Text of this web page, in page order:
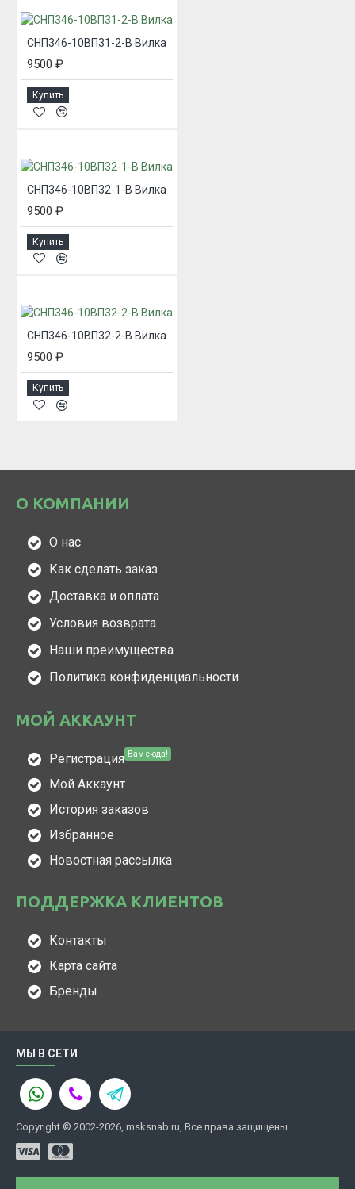
СНП346-10ВП31-2-В Вилка
9500 ₽
Купить
СНП346-10ВП32-1-В Вилка
9500 ₽
Купить
СНП346-10ВП32-2-В Вилка
9500 ₽
Купить
О КОМПАНИИ
О нас
Как сделать заказ
Доставка и оплата
Условия возврата
Наши преимущества
Политика конфиденциальности
МОЙ АККАУНТ
Регистрация Вам сюда!
Мой Аккаунт
История заказов
Избранное
Новостная рассылка
ПОДДЕРЖКА КЛИЕНТОВ
Контакты
Карта сайта
Бренды
МЫ В СЕТИ
Copyright © 2002-2026, msksnab.ru, Все права защищены